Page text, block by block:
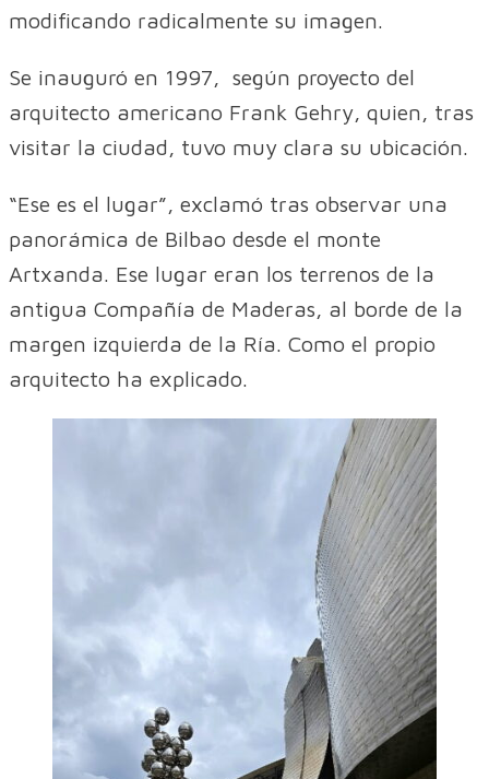
modificando radicalmente su imagen.
Se inauguró en 1997, según proyecto del
arquitecto americano Frank Gehry, quien, tras
visitar la ciudad, tuvo muy clara su ubicación.
“Ese es el lugar”, exclamó tras observar una
panorámica de Bilbao desde el monte
Artxanda. Ese lugar eran los terrenos de la
antigua Compañía de Maderas, al borde de la
margen izquierda de la Ría. Como el propio
arquitecto ha explicado.